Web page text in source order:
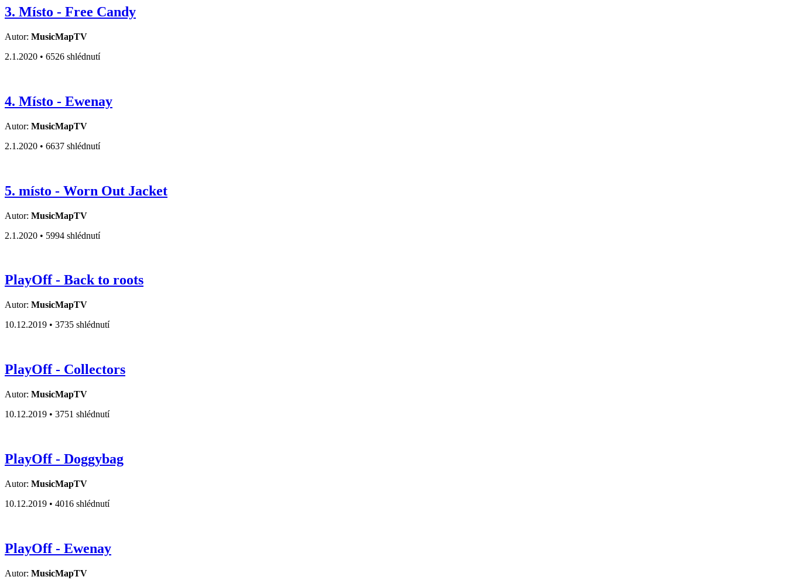
3. Místo - Free Candy
Autor: MusicMapTV
2.1.2020 • 6526 shlédnutí
4. Místo - Ewenay
Autor: MusicMapTV
2.1.2020 • 6637 shlédnutí
5. místo - Worn Out Jacket
Autor: MusicMapTV
2.1.2020 • 5994 shlédnutí
PlayOff - Back to roots
Autor: MusicMapTV
10.12.2019 • 3735 shlédnutí
PlayOff - Collectors
Autor: MusicMapTV
10.12.2019 • 3751 shlédnutí
PlayOff - Doggybag
Autor: MusicMapTV
10.12.2019 • 4016 shlédnutí
PlayOff - Ewenay
Autor: MusicMapTV